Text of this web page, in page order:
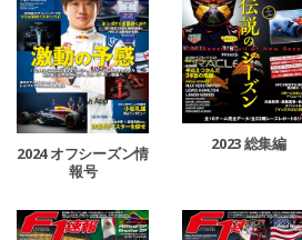
2024 オフシーズン情
報号
2023 総集編